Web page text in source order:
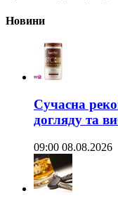
Новини
Сучасна
догляду та
09:00 08.08.2026